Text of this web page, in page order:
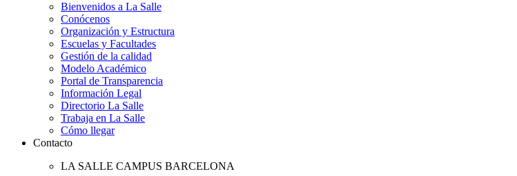
Bienvenidos a La Salle
Conócenos
Organización y Estructura
Escuelas y Facultades
Gestión de la calidad
Modelo Académico
Portal de Transparencia
Información Legal
Directorio La Salle
Trabaja en La Salle
Cómo llegar
Contacto
LA SALLE CAMPUS BARCELONA